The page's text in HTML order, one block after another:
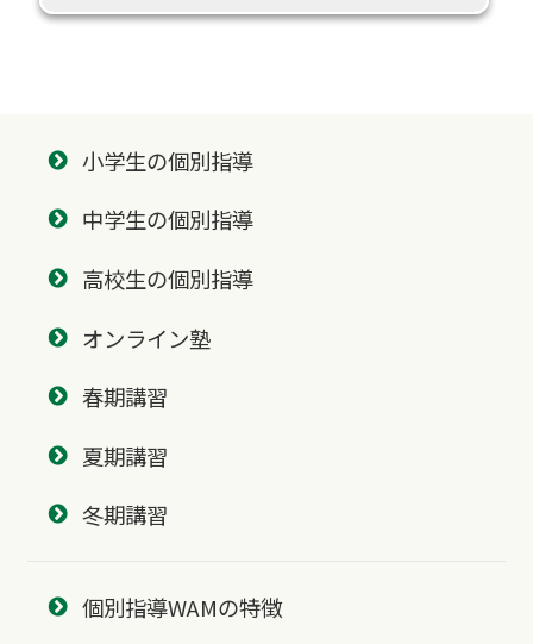
小学生の個別指導
中学生の個別指導
高校生の個別指導
オンライン塾
春期講習
夏期講習
冬期講習
個別指導WAMの特徴